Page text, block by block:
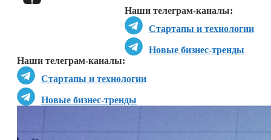
Наши телеграм-каналы:
Стартапы и технологии
Новые бизнес-тренды
Наши телеграм-каналы:
Стартапы и технологии
Новые бизнес-тренды